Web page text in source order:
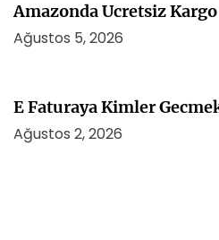
Amazonda Ucretsiz
Ağustos 5, 2026
E Faturaya Kimler
Ağustos 2, 2026